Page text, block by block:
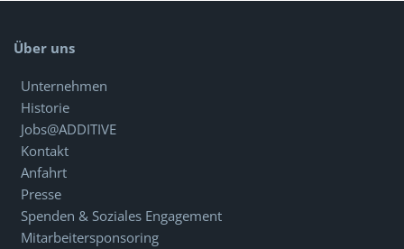
Über uns
Unternehmen
Historie
Jobs@ADDITIVE
Kontakt
Anfahrt
Presse
Spenden & Soziales Engagement
Mitarbeitersponsoring